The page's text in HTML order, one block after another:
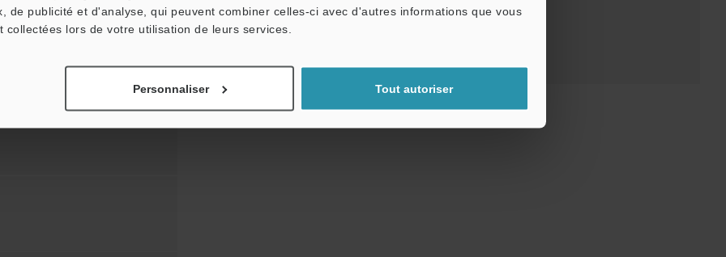
de publicité et d'analyse, qui peuvent combiner celles-ci avec d'autres informations que vous
lors de votre utilisation de leurs services.
Personnaliser Tout autoriser
pour le
Catalogues